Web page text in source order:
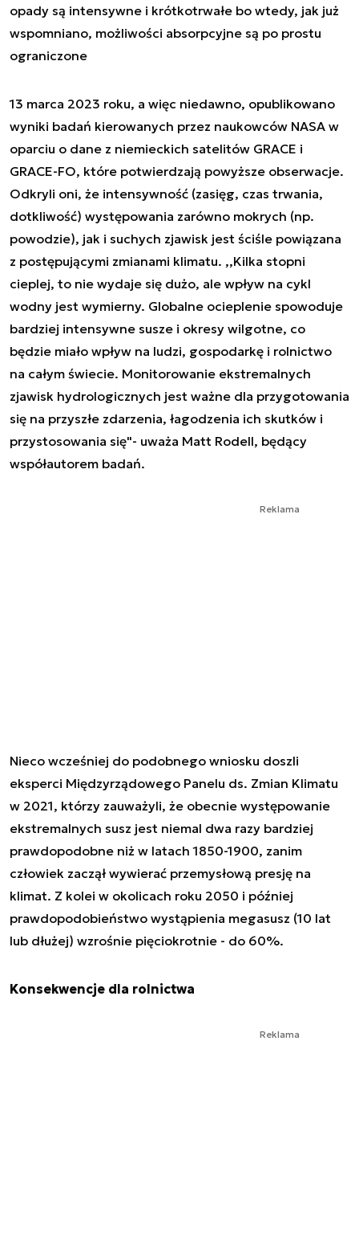
opady są intensywne i krótkotrwałe bo wtedy, jak już
wspomniano, możliwości absorpcyjne są po prostu
ograniczone
13 marca 2023 roku, a więc niedawno, opublikowano
wyniki badań kierowanych przez naukowców NASA w
oparciu o dane z niemieckich satelitów GRACE i
GRACE-FO, które potwierdzają powyższe obserwacje.
Odkryli oni, że intensywność (zasięg, czas trwania,
dotkliwość) występowania zarówno mokrych (np.
powodzie), jak i suchych zjawisk jest ściśle powiązana
z postępującymi zmianami klimatu. ,,Kilka stopni
cieplej, to nie wydaje się dużo, ale wpływ na cykl
wodny jest wymierny. Globalne ocieplenie spowoduje
bardziej intensywne susze i okresy wilgotne, co
będzie miało wpływ na ludzi, gospodarkę i rolnictwo
na całym świecie. Monitorowanie ekstremalnych
zjawisk hydrologicznych jest ważne dla przygotowania
się na przyszłe zdarzenia, łagodzenia ich skutków i
przystosowania się"- uważa Matt Rodell, będący
współautorem badań.
Reklama
Nieco wcześniej do podobnego wniosku doszli
eksperci Międzyrządowego Panelu ds. Zmian Klimatu
w 2021, którzy zauważyli, że obecnie występowanie
ekstremalnych susz jest niemal dwa razy bardziej
prawdopodobne niż w latach 1850-1900, zanim
człowiek zaczął wywierać przemysłową presję na
klimat. Z kolei w okolicach roku 2050 i później
prawdopodobieństwo wystąpienia megasusz (10 lat
lub dłużej) wzrośnie pięciokrotnie - do 60%.
Konsekwencje dla rolnictwa
Reklama